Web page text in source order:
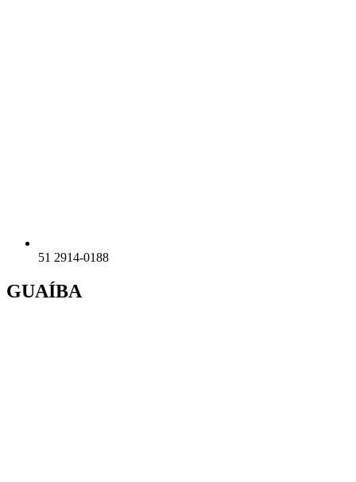
51 2914-0188
GUAÍBA